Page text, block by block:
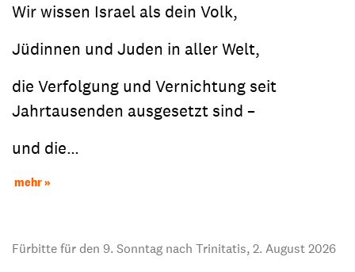
Wir wissen Israel als dein Volk,
Jüdinnen und Juden in aller Welt,
die Verfolgung und Vernichtung seit
Jahrtausenden ausgesetzt sind –
und die…
mehr
Fürbitte für den 9. Sonntag nach Trinitatis, 2. August 2026